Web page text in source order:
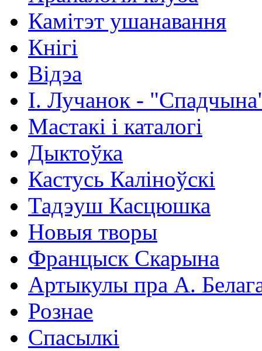
Камітэт ушанавання
Кнігі
Відэа
І. Лучанок -
Мастакі i каталогi
Дыктоўка
Кастусь Каліноўскі
Тадэуш Касцюшка
Новыя творы
Францыск Скарына
Артыкулы пра А.
Рознае
Спасылкі